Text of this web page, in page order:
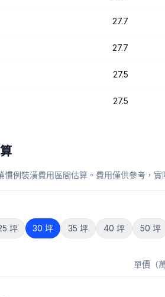
27.7
27.7
27.5
27.5
慣例裝潢費用區間估算。費用僅供參考，
坪 30 坪 35 坪 40 坪 50 坪
單價（